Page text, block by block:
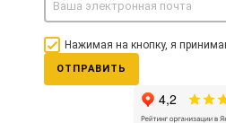
Нажимая на кнопку, я
ОТПРАВИТЬ